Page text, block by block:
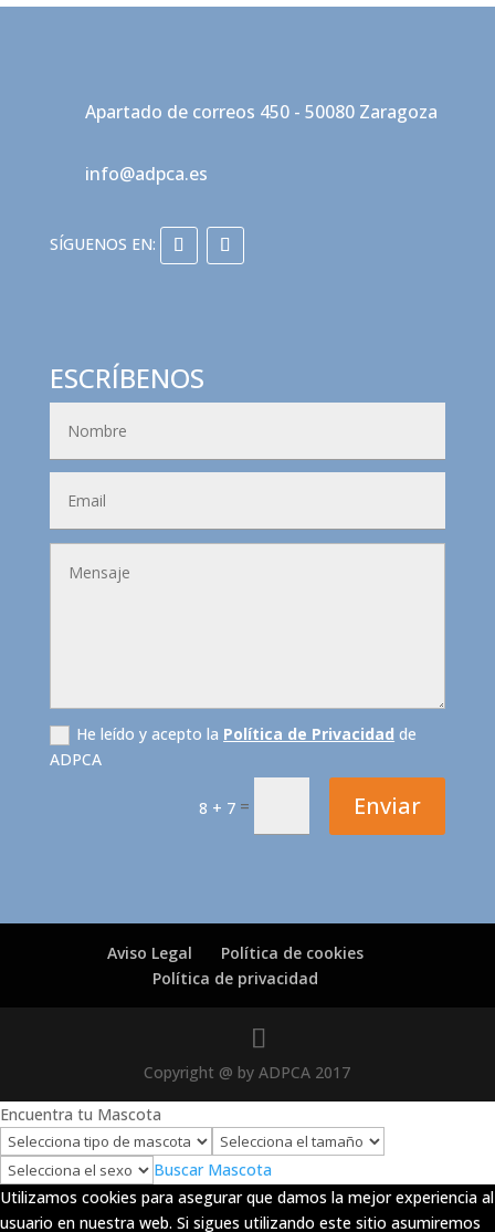
Apartado de correos 450 - 50080 Zaragoza
info@adpca.es
ESCRÍBENOS
He leído y acepto la Política de Privacidad de
ADPCA
8 + 7 = Enviar
Aviso Legal
Política de cookies
Política de privacidad
Copyright @ by ADPCA 2017
Encuentra tu Mascota
Buscar Mascota
Utilizamos cookies para asegurar que damos la mejor experiencia al
usuario en nuestra web. Si sigues utilizando este sitio asumiremos